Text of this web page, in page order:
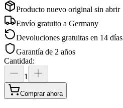
Producto nuevo original sin abrir
Envío gratuito a Germany
Devoluciones gratuitas en 14 días
Garantía de 2 años
Cantidad:
1
Comprar ahora